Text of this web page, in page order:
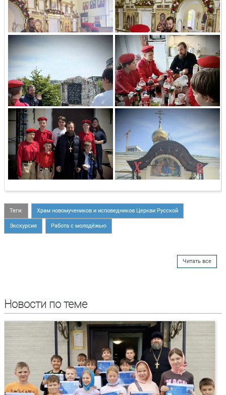
Теги: Храм новомучеников и исповедников Церкви Русской
Экскурсия Работа с молодёжью
Читать все
Новости по теме